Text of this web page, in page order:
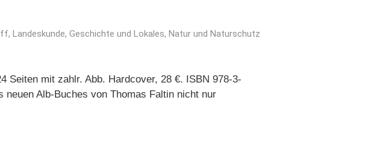
, Landeskunde, Geschichte und Lokales, Natur und Naturschutz
Seiten mit zahlr. Abb. Hardcover, 28 €. ISBN 978-3-
Alb-Buches von Thomas Faltin nicht nur